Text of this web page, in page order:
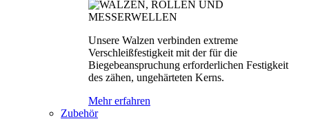
Unsere Walzen verbinden extreme
Verschleißfestigkeit mit der für die
Biegebeanspruchung erforderlichen Festigkeit
des zähen, ungehärteten Kerns.
Mehr erfahren
Zubehör